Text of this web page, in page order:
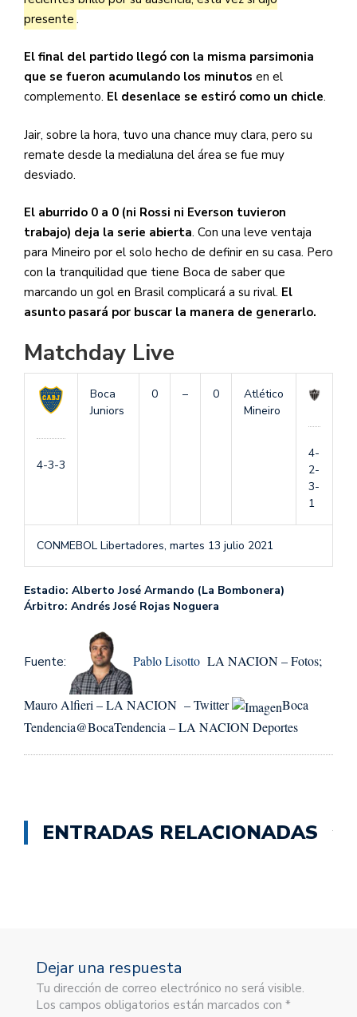
presente .
El final del partido llegó con la misma parsimonia
que se fueron acumulando los minutos en el
complemento. El desenlace se estiró como un chicle.
Jair, sobre la hora, tuvo una chance muy clara, pero su
remate desde la medialuna del área se fue muy
desviado.
El aburrido 0 a 0 (ni Rossi ni Everson tuvieron
trabajo) deja la serie abierta. Con una leve ventaja
para Mineiro por el solo hecho de definir en su casa. Pero
con la tranquilidad que tiene Boca de saber que
marcando un gol en Brasil complicará a su rival. El
asunto pasará por buscar la manera de generarlo.
Matchday Live
4-3-3
Boca
Juniors
0 – 0
Atlético
Mineiro
4-
2-
3-
1
CONMEBOL Libertadores, martes 13 julio 2021
Estadio: Alberto José Armando (La Bombonera)
Árbitro: Andrés José Rojas Noguera
Fuente: Pablo Lisotto LA NACION – Fotos;
Mauro Alfieri – LA NACION – Twitter
Boca
Tendencia@BocaTendencia – LA NACION Deportes
ENTRADAS RELACIONADAS
Dejar una respuesta
Tu dirección de correo electrónico no será visible.
Los campos obligatorios están marcados con *